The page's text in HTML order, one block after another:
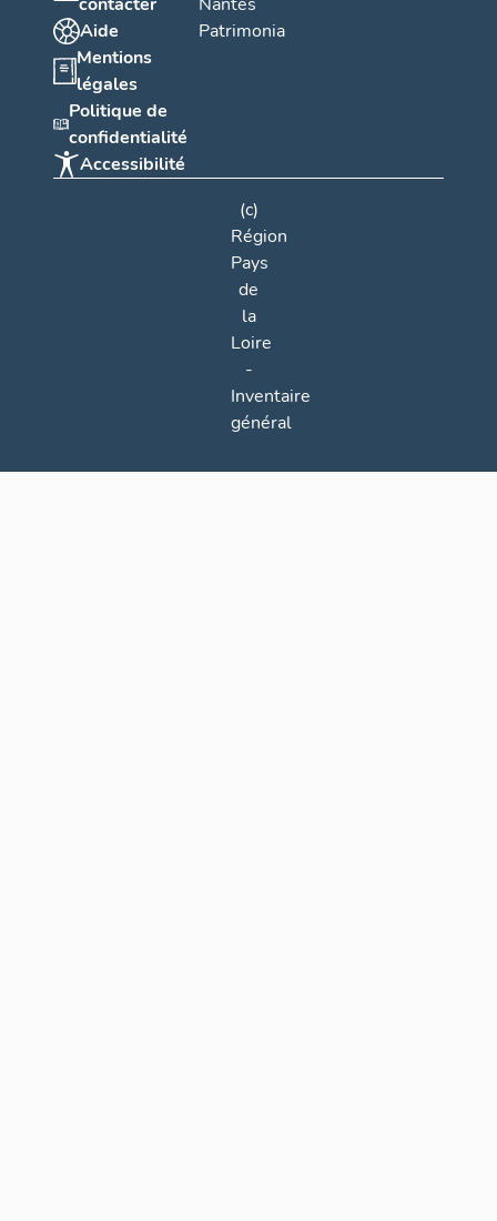
Aide
Mentions
légales
Politique de
confidentialité
Accessibilité
Patrimonia
(c)
Région
Pays
de
la
Loire
-
Inventaire
général